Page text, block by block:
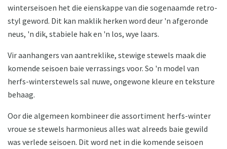
winterseisoen het die eienskappe van die sogenaamde retro-
styl geword. Dit kan maklik herken word deur 'n afgeronde
neus, 'n dik, stabiele hak en 'n los, wye laars.
Vir aanhangers van aantreklike, stewige stewels maak die
komende seisoen baie verrassings voor. So 'n model van
herfs-winterstewels sal nuwe, ongewone kleure en teksture
behaag.
Oor die algemeen kombineer die assortiment herfs-winter
vroue se stewels harmonieus alles wat alreeds baie gewild
was verlede seisoen. Dit word net in die komende seisoen